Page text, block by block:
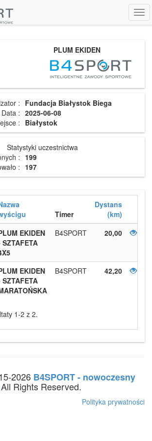
PLUM EKIDEN
: Fundacja Białystok Biega
Data : 2025-06-08
:
Białystok
Statystyki uczestnictwa
: 199
:
197
Timer
Dystans
(km)
EKIDEN
SZTAFETA
B4SPORT 20,00
EKIDEN
SZTAFETA
B4SPORT 42,20
1-2 z 2.
2026 B4SPORT - nowoczesny
Rights Reserved.
Polityka prywatności